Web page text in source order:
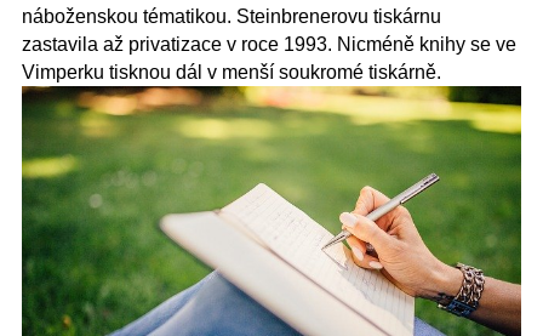
náboženskou tématikou. Steinbrenerovu tiskárnu
zastavila až privatizace v roce 1993. Nicméně knihy se ve
Vimperku tisknou dál v menší soukromé tiskárně.